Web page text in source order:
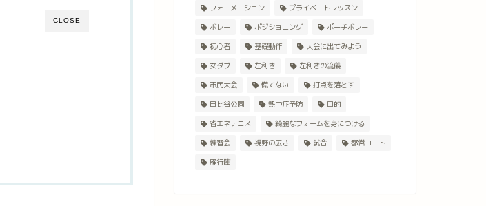
CLOSE
フォーメーション
プライベートレッスン
ボレー
ポジショニング
ポーチボレー
初心者
基礎動作
大会に出てみよう
女ダブ
左利き
左利きの流儀
市民大会
慌てない
打点を落とす
日比谷公園
熱中症予防
目的
省エネテニス
綺麗なフォームを身につける
練習会
視野の広さ 試合
都営コート
雁行陣